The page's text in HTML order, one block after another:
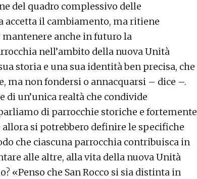
del quadro complessivo delle
accetta il cambiamento, ma ritiene
anche in futuro la
nell’ambito della nuova Unità
storia e una sua identità ben precisa, che
ma non fondersi o annacquarsi – dice –.
un’unica realtà che condivide
di parrocchie storiche e fortemente
si potrebbero definire le specifiche
che ciascuna parrocchia contribuisca in
alle altre, alla vita della nuova Unità
«Penso che San Rocco si sia distinta in